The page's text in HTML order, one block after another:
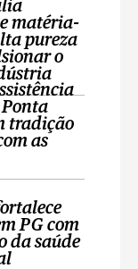
matéria-
pureza
o
Ponta
tradição
as
PG com
da saúde